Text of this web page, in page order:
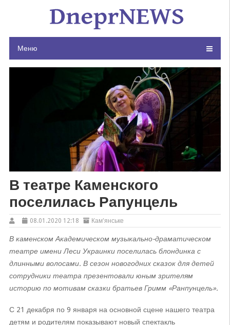
Меню
В театре Каменского
поселилась Рапунцель
08.01.2020 12:18 Кам'янське
В каменском Академическом музыкально-драматическом
театре имени Леси Украинки поселилась блондинка с
длинными волосами. В сезон новогодних сказок для детей
сотрудники театра презентовали юным зрителям
историю по мотивам сказки братьев Гримм «Ранпунцель».
С 21 декабря по 9 января на основной сцене нашего театра
детям и родителям показывают новый спектакль